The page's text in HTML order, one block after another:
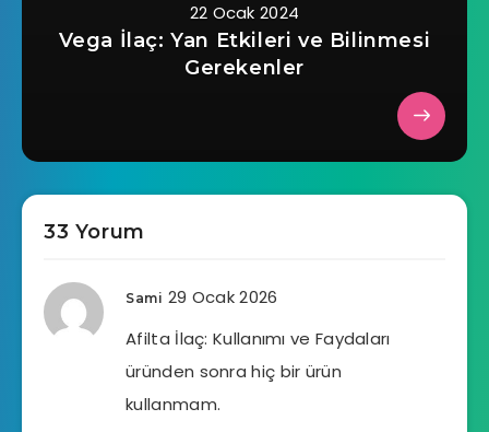
22 Ocak 2024
Vega İlaç: Yan Etkileri ve Bilinmesi
Gerekenler
33 Yorum
Sami 29 Ocak 2026
Afilta İlaç: Kullanımı ve Faydaları
üründen sonra hiç bir ürün
kullanmam.